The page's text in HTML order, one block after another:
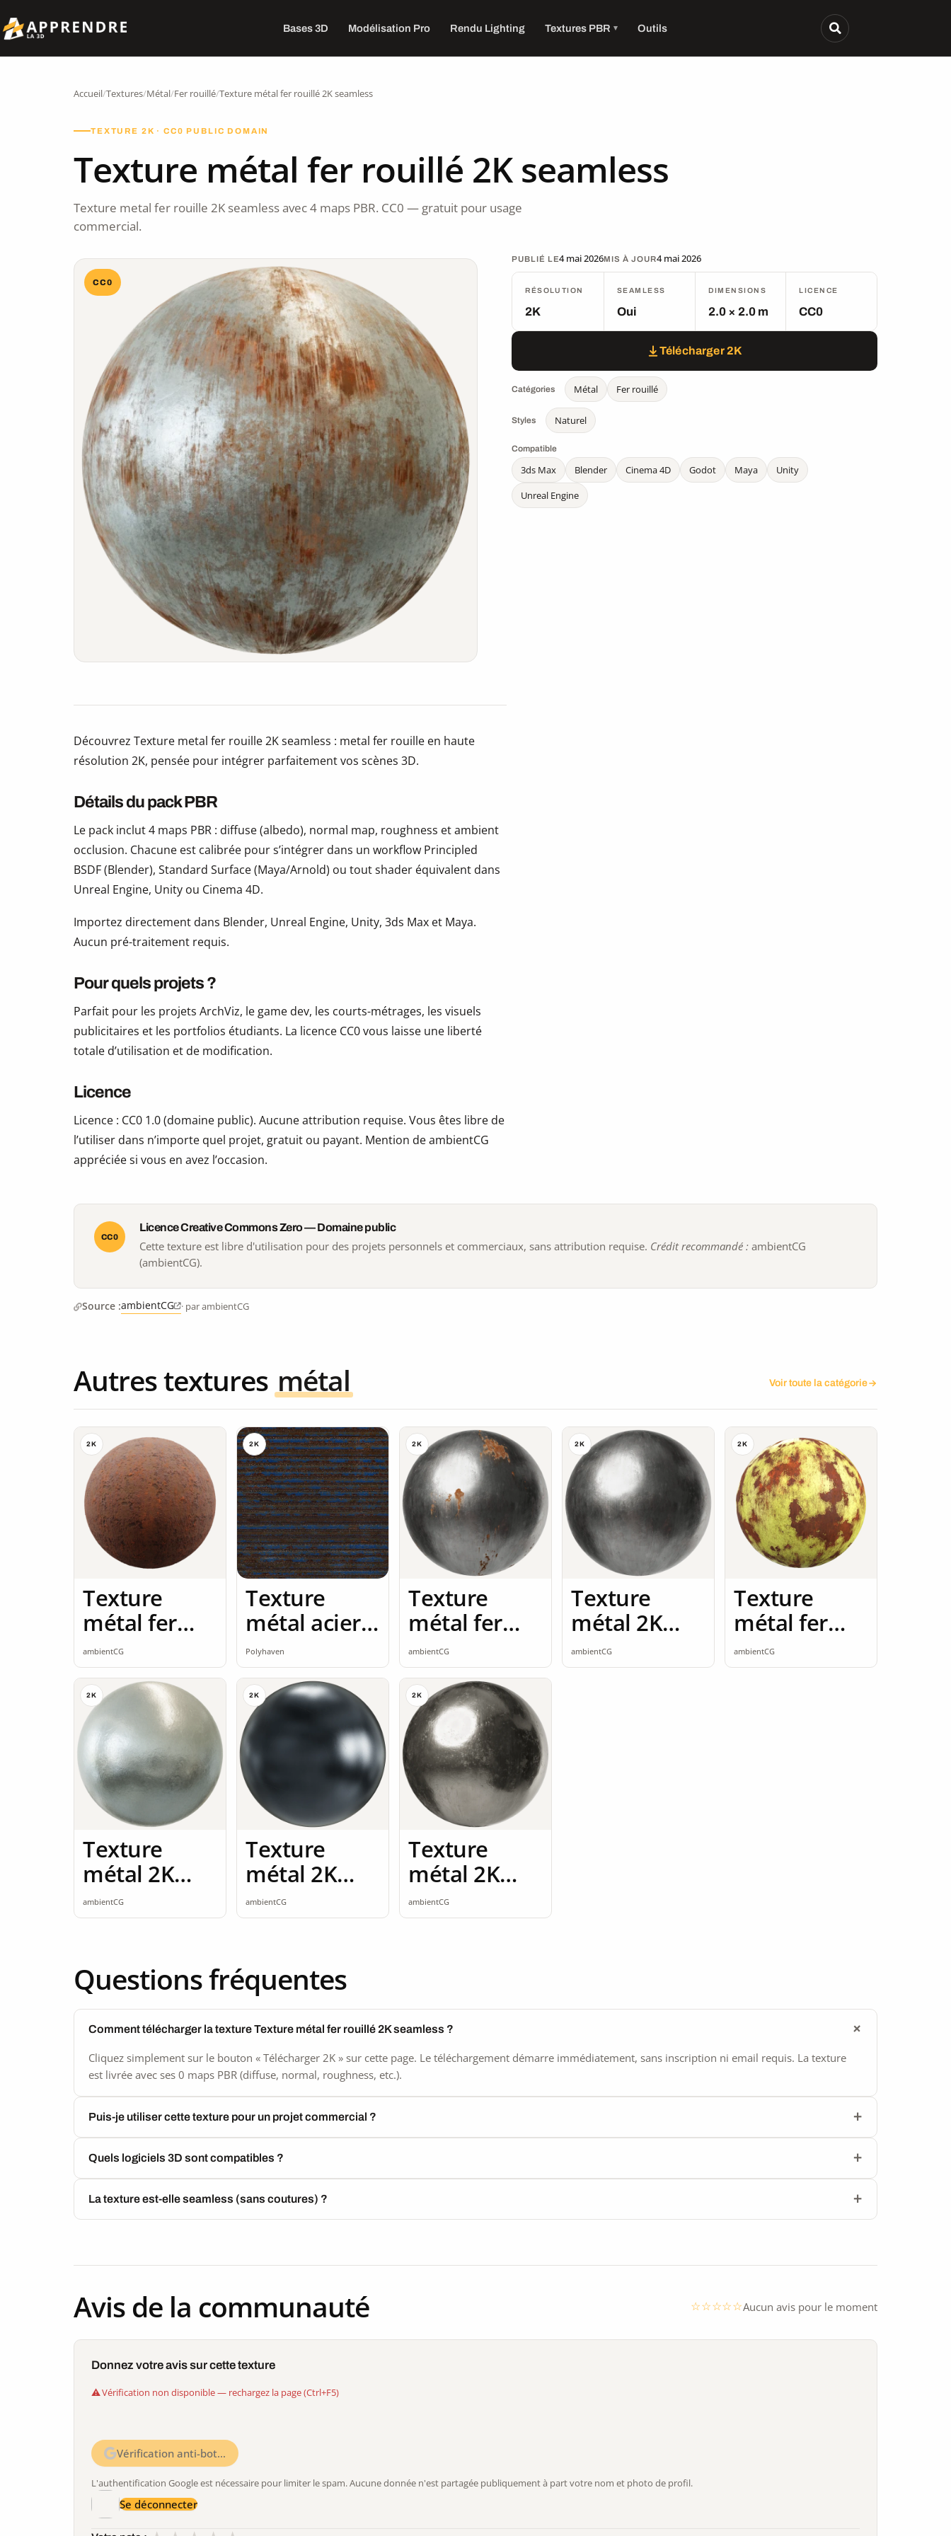
Bases 3D Modélisation Pro Rendu Lighting Textures PBR Outils
Accueil/Textures/Métal/Fer rouillé/Texture métal fer rouillé 2K seamless
TEXTURE 2K · CC0 PUBLIC DOMAIN
Texture métal fer rouillé 2K seamless
Texture metal fer rouille 2K seamless avec 4 maps PBR. CC0 — gratuit pour usage
commercial.
CC0
PUBLIÉ LE4 mai 2026MIS À JOUR4 mai 2026
RÉSOLUTION
2K
SEAMLESS
Oui
DIMENSIONS
2.0 × 2.0 m
LICENCE
CC0
Télécharger 2K
Catégories Métal Fer rouillé
Styles Naturel
Compatible
3ds Max Blender Cinema 4D Godot Maya
Unity
Unreal Engine
Découvrez Texture metal fer rouille 2K seamless : metal fer rouille en haute
résolution 2K, pensée pour intégrer parfaitement vos scènes 3D.
Détails du pack PBR
Le pack inclut 4 maps PBR : diffuse (albedo), normal map, roughness et ambient
occlusion. Chacune est calibrée pour s’intégrer dans un workflow Principled
BSDF (Blender), Standard Surface (Maya/Arnold) ou tout shader équivalent dans
Unreal Engine, Unity ou Cinema 4D.
Importez directement dans Blender, Unreal Engine, Unity, 3ds Max et Maya.
Aucun pré-traitement requis.
Pour quels projets ?
Parfait pour les projets ArchViz, le game dev, les courts-métrages, les visuels
publicitaires et les portfolios étudiants. La licence CC0 vous laisse une liberté
totale d’utilisation et de modification.
Licence
Licence : CC0 1.0 (domaine public). Aucune attribution requise. Vous êtes libre de
l’utiliser dans n’importe quel projet, gratuit ou payant. Mention de ambientCG
appréciée si vous en avez l’occasion.
CC0
Licence Creative Commons Zero — Domaine public
Cette texture est libre d'utilisation pour des projets personnels et commerciaux, sans attribution requise. Crédit recommandé : ambientCG
(ambientCG).
Source :ambientCG · par ambientCG
Autres textures métal Voir toute la catégorie
2K
Texture
métal fer
rouillé 2K
seamless
ambientCG
2K
Texture
métal acier
2K
Polyhaven
2K
Texture
métal fer
rouillé 2K
seamless
ambientCG
2K
Texture
métal 2K
seamless
ambientCG
2K
Texture
métal fer
rouillé 2K
seamless
ambientCG
2K
Texture
métal 2K
seamless
ambientCG
2K
Texture
métal 2K
seamless
ambientCG
2K
Texture
métal 2K
seamless
ambientCG
Questions fréquentes
Comment télécharger la texture Texture métal fer rouillé 2K seamless ?
Cliquez simplement sur le bouton « Télécharger 2K » sur cette page. Le téléchargement démarre immédiatement, sans inscription ni email requis. La texture
est livrée avec ses 0 maps PBR (diffuse, normal, roughness, etc.).
Puis-je utiliser cette texture pour un projet commercial ?
Quels logiciels 3D sont compatibles ?
La texture est-elle seamless (sans coutures) ?
Avis de la communauté Aucun avis pour le moment
Donnez votre avis sur cette texture
Vérification non disponible — rechargez la page (Ctrl+F5)
Vérification anti-bot…
L'authentification Google est nécessaire pour limiter le spam. Aucune donnée n'est partagée publiquement à part votre nom et photo de profil.
Se déconnecter